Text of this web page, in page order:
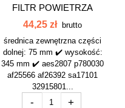
FILTR POWIETRZA
WEWNĘTRZNY...
44,25 zł brutto
średnica zewnętrzna części
dolnej: 75 mm ✔️ wysokość:
345 mm ✔️ aes2807 p780030
af25566 af26392 sa17101
32915801...
- +